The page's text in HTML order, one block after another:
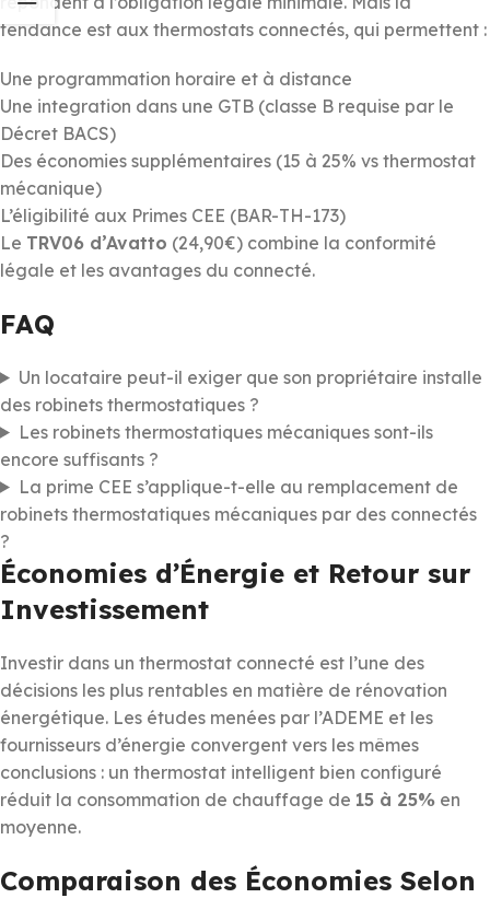
tendance est aux thermostats connectés, qui permettent :
Une programmation horaire et à distance
Une integration dans une GTB (classe B requise par le
Décret BACS)
Des économies supplémentaires (15 à 25% vs thermostat
mécanique)
L’éligibilité aux Primes CEE (BAR-TH-173)
Le TRV06 d’Avatto (24,90€) combine la conformité
légale et les avantages du connecté.
FAQ
Un locataire peut-il exiger que son propriétaire installe
des robinets thermostatiques ?
Les robinets thermostatiques mécaniques sont-ils
encore suffisants ?
La prime CEE s’applique-t-elle au remplacement de
robinets thermostatiques mécaniques par des connectés
?
Économies d’Énergie et Retour sur
Investissement
Investir dans un thermostat connecté est l’une des
décisions les plus rentables en matière de rénovation
énergétique. Les études menées par l’ADEME et les
fournisseurs d’énergie convergent vers les mêmes
conclusions : un thermostat intelligent bien configuré
réduit la consommation de chauffage de 15 à 25% en
moyenne.
Comparaison des Économies Selon